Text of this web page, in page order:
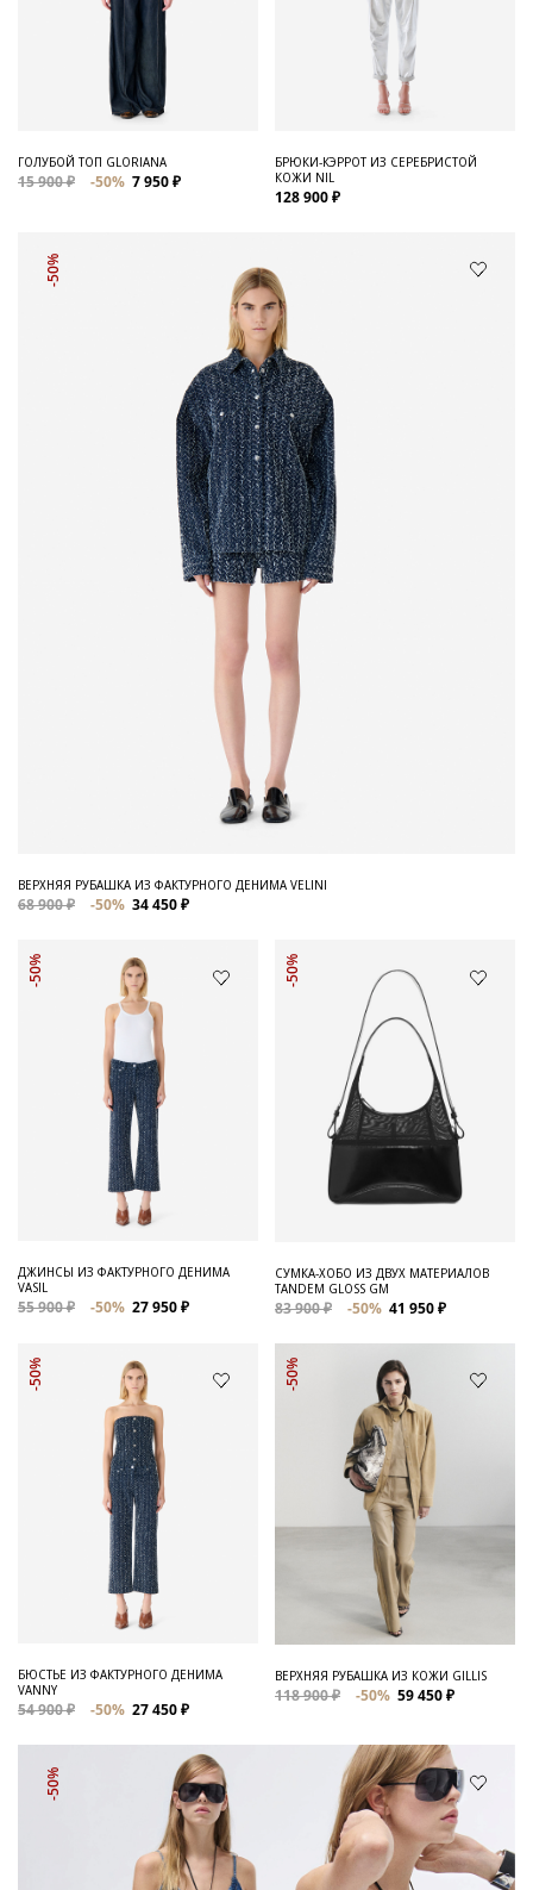
ГОЛУБОЙ ТОП GLORIANA
15 900 ₽ -50% 7 950 ₽
БРЮКИ-КЭРРОТ ИЗ СЕРЕБРИСТОЙ
КОЖИ NIL
128 900 ₽
-50%
ВЕРХНЯЯ РУБАШКА ИЗ ФАКТУРНОГО ДЕНИМА VELINI
68 900 ₽ -50% 34 450 ₽
-50%
ДЖИНСЫ ИЗ ФАКТУРНОГО ДЕНИМА
VASIL
55 900 ₽ -50% 27 950 ₽
-50%
СУМКА-ХОБО ИЗ ДВУХ МАТЕРИАЛОВ
TANDEM GLOSS GM
83 900 ₽ -50% 41 950 ₽
-50%
БЮСТЬЕ ИЗ ФАКТУРНОГО ДЕНИМА
VANNY
54 900 ₽ -50% 27 450 ₽
-50%
ВЕРХНЯЯ РУБАШКА ИЗ КОЖИ GILLIS
118 900 ₽ -50% 59 450 ₽
-50%